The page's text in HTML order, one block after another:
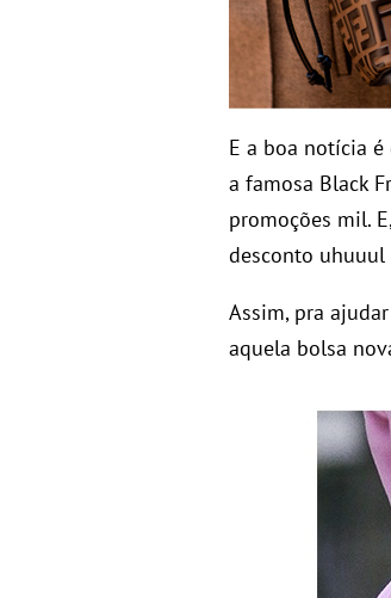
E a boa notícia
a famosa Black
promoções mil.
desconto uhuuul
Assim, pra
aquela bolsa